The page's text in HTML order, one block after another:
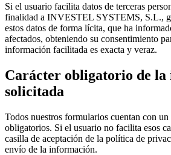
Si el usuario facilita datos de terceras
finalidad a INVESTEL SYSTEMS, S.L.,
estos datos de forma lícita, que ha
afectados, obteniendo su consentimiento
información facilitada es exacta y veraz.
Carácter obligatorio de
solicitada
Todos nuestros formularios cuentan con
obligatorios. Si el usuario no facilita esos
casilla de aceptación de la política de
envío de la información.